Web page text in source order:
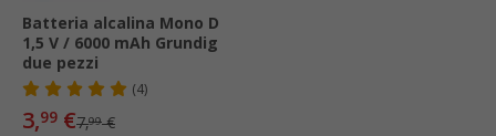
Batteria alcalina Mono D
1,5 V / 6000 mAh Grundig
due pezzi
(4)
3,99 €7,99€